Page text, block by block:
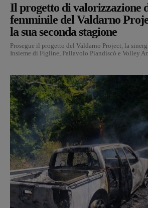
Il progetto di valorizzazione
femminile del Valdarno
la sua seconda stagione
Prosegue il progetto del Valdarno Project, la
Insieme di Figline, Pallavolo Piandiscò e Volley